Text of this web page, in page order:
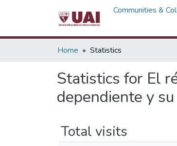
Communities &
Home Statistics
Statistics for El
dependiente y
Total visits